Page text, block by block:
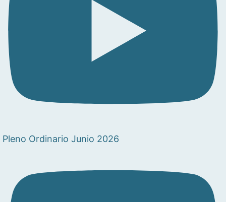
Pleno Ordinario Junio 2026